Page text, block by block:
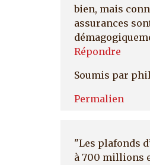
bien, mais
assurances
Répondre
Soumis par
Permalien
"Les plafonds
à 700 millions